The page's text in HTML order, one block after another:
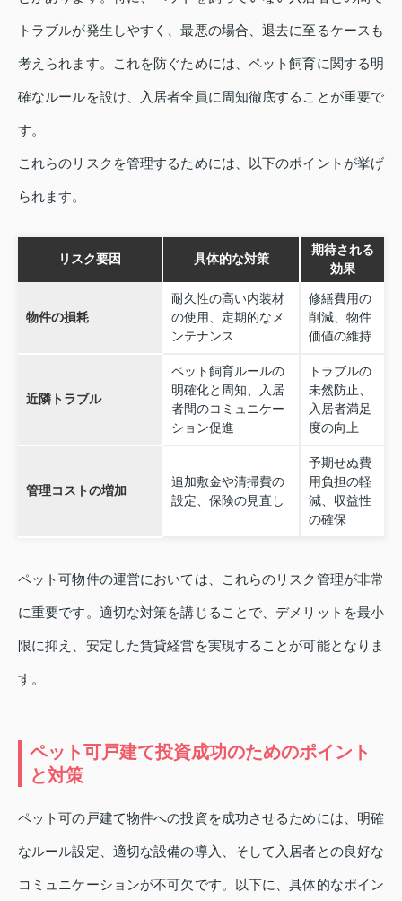
トラブルが発生しやすく、最悪の場合、退去に至るケースも
考えられます。これを防ぐためには、ペット飼育に関する明
確なルールを設け、入居者全員に周知徹底することが重要で
す。
これらのリスクを管理するためには、以下のポイントが挙げ
られます。
リスク要因 具体的な対策
期待される
効果
物件の損耗
耐久性の高い内装材
の使用、定期的なメ
ンテナンス
修繕費用の
削減、物件
価値の維持
近隣トラブル
ペット飼育ルールの
明確化と周知、入居
者間のコミュニケー
ション促進
トラブルの
未然防止、
入居者満足
度の向上
管理コストの増加
追加敷金や清掃費の
設定、保険の見直し
予期せぬ費
用負担の軽
減、収益性
の確保
ペット可物件の運営においては、これらのリスク管理が非常
に重要です。適切な対策を講じることで、デメリットを最小
限に抑え、安定した賃貸経営を実現することが可能となりま
す。
ペット可戸建て投資成功のためのポイント
と対策
ペット可の戸建て物件への投資を成功させるためには、明確
なルール設定、適切な設備の導入、そして入居者との良好な
コミュニケーションが不可欠です。以下に、具体的なポイン